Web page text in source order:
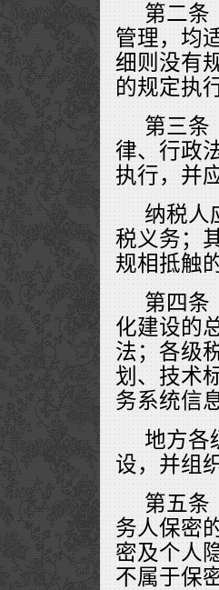
第二条
管理，均
细则没有
的规定执
第三条
律、行政
执行，并
纳税人
税义务；
规相抵触
第四条
化建设的
法；各级
划、技术
务系统信
地方各
设，并组
第五条
务人保密
密及个人
不属于保